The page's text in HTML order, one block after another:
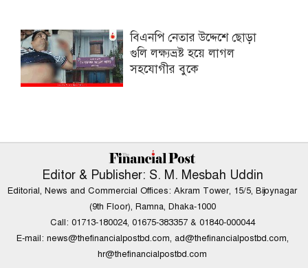
বিএনপি নেতার উদ্দেশে ছোড়া
গুলি লক্ষ্যভ্রষ্ট হয়ে লাগল
সহযোগীর বুকে
Editor & Publisher: S. M. Mesbah Uddin
Editorial, News and Commercial Offices: Akram Tower, 15/5, Bijoynagar
(9th Floor), Ramna, Dhaka-1000
Call: 01713-180024, 01675-383357 & 01840-000044
E-mail: news@thefinancialpostbd.com, ad@thefinancialpostbd.com,
hr@thefinancialpostbd.com